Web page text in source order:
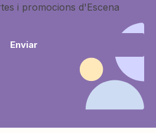
i promocions d'Escena
Enviar